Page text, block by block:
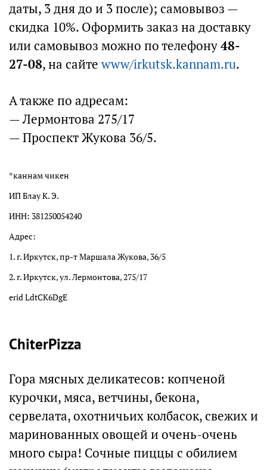
даты, 3 дня до и 3 после); самовывоз —
скидка 10%. Оформить заказ на доставку
или самовывоз можно по телефону48-
27-08, на сайтеwww/irkutsk.kannam.ru.
А также по адресам:
— Лермонтова 275/17
— Проспект Жукова 36/5.
*каннам чикен
ИП Блау К. Э.
ИНН: 381250054240
Адрес:
1. г. Иркутск, пр-т Маршала Жукова, 36/5
2. г. Иркутск, ул. Лермонтова, 275/17
erid LdtCK6DgE
ChiterPizzа
Гора мясных деликатесов: копченой
курочки, мяса, ветчины, бекона,
сервелата, охотничьих колбасок, свежих и
маринованных овощей и очень-очень
много сыра! Сочные пиццы с обилием